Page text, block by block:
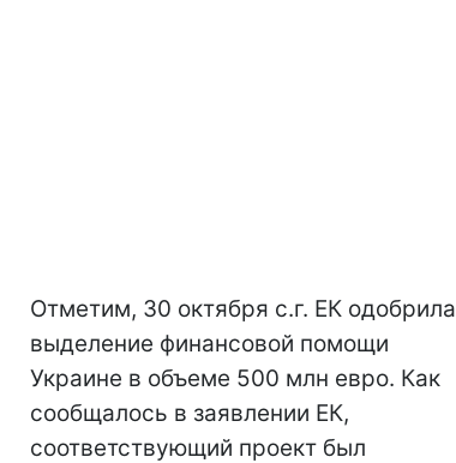
Отметим, 30 октября с.г. ЕК одобрила
выделение финансовой помощи
Украине в объеме 500 млн евро. Как
сообщалось в заявлении ЕК,
соответствующий проект был